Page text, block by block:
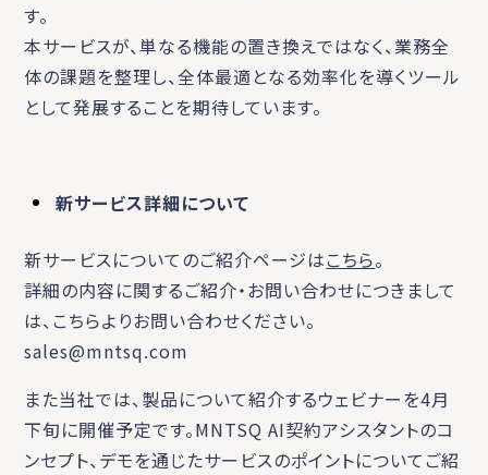
す。
本サービスが、単なる機能の置き換えではなく、業務全
体の課題を整理し、全体最適となる効率化を導くツール
として発展することを期待しています。
新サービス詳細について
新サービスについてのご紹介ページはこちら。
詳細の内容に関するご紹介・お問い合わせにつきまして
は、こちらよりお問い合わせください。
sales@mntsq.com
また当社では、製品について紹介するウェビナーを4月
下旬に開催予定です。MNTSQ AI契約アシスタントのコ
ンセプト、デモを通じたサービスのポイントについてご紹